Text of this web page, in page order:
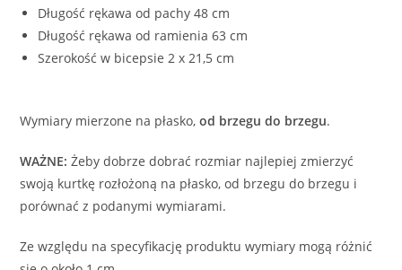
Długość rękawa od pachy 48 cm
Długość rękawa od ramienia 63 cm
Szerokość w bicepsie 2 x 21,5 cm
Wymiary mierzone na płasko,od brzegu do brzegu.
WAŻNE: Żeby dobrze dobrać rozmiar najlepiej zmierzyć
swoją kurtkę rozłożoną na płasko, od brzegu do brzegu i
porównać z podanymi wymiarami.
Ze względu na specyfikację produktu wymiary mogą różnić